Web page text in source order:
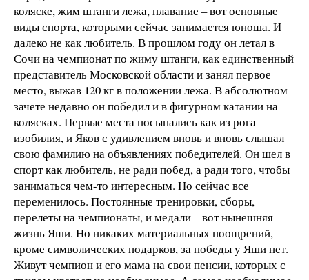
коляске, жим штанги лежа, плавание – вот основные
виды спорта, которыми сейчас занимается юноша. И
далеко не как любитель. В прошлом году он летал в
Сочи на чемпионат по жиму штанги, как единственный
представитель Московской области и занял первое
место, выжав 120 кг в положении лежа. В абсолютном
зачете недавно он победил и в фигурном катании на
колясках. Первые места посыпались как из рога
изобилия, и Яков с удивлением вновь и вновь слышал
свою фамилию на объявлениях победителей. Он шел в
спорт как любитель, не ради побед, а ради того, чтобы
заниматься чем-то интересным. Но сейчас все
переменилось. Постоянные тренировки, сборы,
перелеты на чемпионаты, и медали – вот нынешняя
жизнь Яши. Но никаких материальных поощрений,
кроме символических подарков, за победы у Яши нет.
Живут чемпион и его мама на свои пенсии, которых с